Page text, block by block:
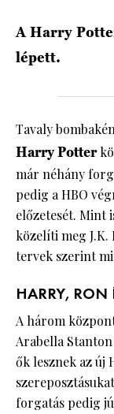
A Harry
lépett.
Tavaly
Harry Potter
már néhány
pedig a HBO
előzetesét. Mint
közelíti meg
tervek szerint
HARRY, RON
A három
Arabella
ők lesznek az új
forgatás pedig